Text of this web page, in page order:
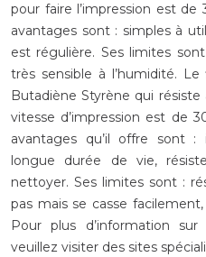
pour faire l’impression est
avantages sont : simples à
est régulière. Ses limites
très sensible à l’humidité.
Butadiène Styrène qui résiste
vitesse d’impression est de
avantages qu’il offre sont
longue durée de vie,
nettoyer. Ses limites sont :
pas mais se casse
Pour plus d’information
veuillez visiter des sites